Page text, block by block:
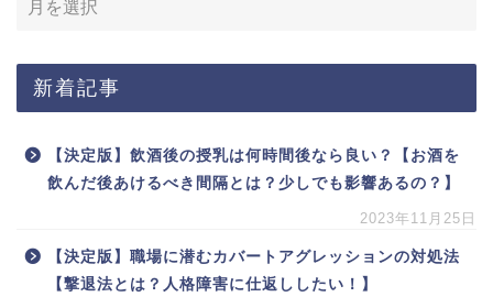
新着記事
【決定版】飲酒後の授乳は何時間後なら良い？【お酒を
飲んだ後あけるべき間隔とは？少しでも影響あるの？】
2023年11月25日
【決定版】職場に潜むカバートアグレッションの対処法
【撃退法とは？人格障害に仕返ししたい！】